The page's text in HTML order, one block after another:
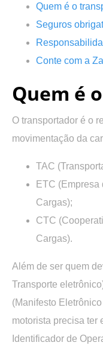
Quem é o
Seguros
Conte com a
Quem é
O transportador é o
movimentação da
TAC
ETC
Cargas);
CTC
Cargas).
Além de ser quem
Transporte
(Manifesto
motorista precisa ter
Identificador de